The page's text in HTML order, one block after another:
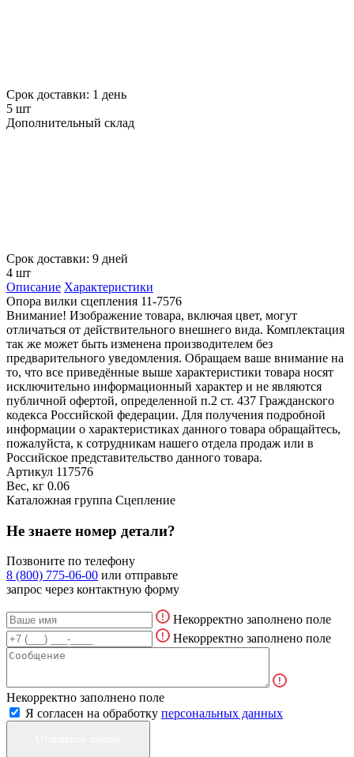
Срок доставки: 1 день
5 шт
Дополнительный склад
Срок доставки: 9 дней
4 шт
Описание Характеристики
Опора вилки сцепления 11-7576
Внимание! Изображение товара, включая цвет, могут
отличаться от действительного внешнего вида. Комплектация
так же может быть изменена производителем без
предварительного уведомления. Обращаем ваше внимание на
то, что все приведённые выше характеристики товара носят
исключительно информационный характер и не являются
публичной офертой, определенной п.2 ст. 437 Гражданского
кодекса Российской федерации. Для получения подробной
информации о характеристиках данного товара обращайтесь,
пожалуйста, к сотрудникам нашего отдела продаж или в
Российское представительство данного товара.
Артикул 117576
Вес, кг 0.06
Каталожная группа Сцепление
Не знаете номер детали?
Позвоните по телефону
8 (800) 775-06-00 или отправьте
запрос через контактную форму
Некорректно заполнено поле
Некорректно заполнено поле
Некорректно заполнено поле
Я согласен на обработку персональных данных